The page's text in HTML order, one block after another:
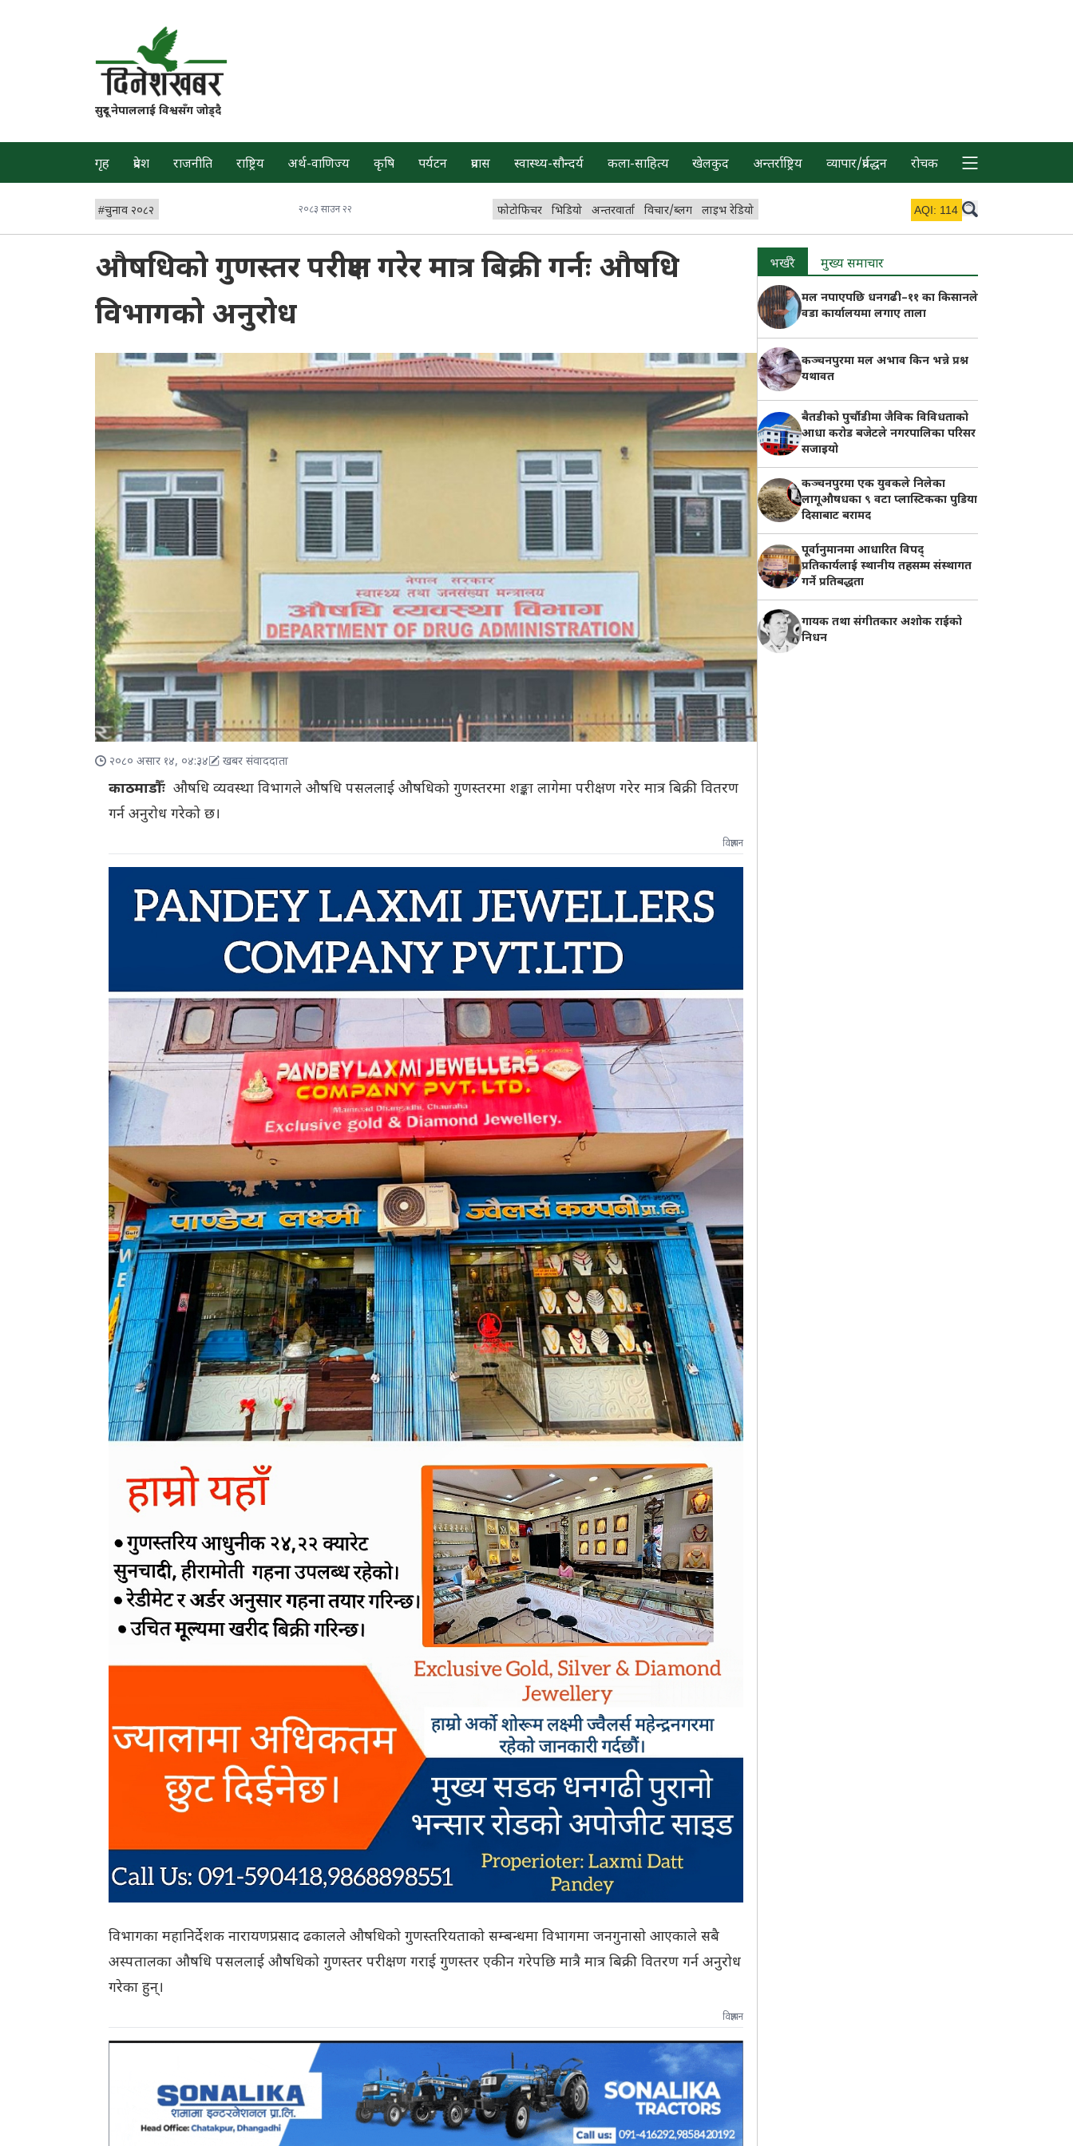
सुदूर नेपाललाई विश्वसँग जोड्दै
गृह प्रदेश राजनीति राष्ट्रिय अर्थ-वाणिज्य कृषि पर्यटन प्रवास स्वास्थ्य-सौन्दर्य कला-साहित्य खेलकुद अन्तर्राष्ट्रिय व्यापार/प्रर्वद्धन रोचक
#चुनाव २०८२ २०८३ साउन २२ फोटोफिचर भिडियो अन्तरवार्ता विचार/ब्लग लाइभ रेडियो AQI: 114
औषधिको गुणस्तर परीक्षण गरेर मात्र बिक्री गर्नः औषधि
विभागको अनुरोध
२०८० असार १४, ०४:३४ खबर संवाददाता
काठमाडौँः औषधि व्यवस्था विभागले औषधि पसललाई औषधिको गुणस्तरमा शङ्का लागेमा परीक्षण गरेर मात्र बिक्री वितरण
गर्न अनुरोध गरेको छ।
विज्ञापन
विभागका महानिर्देशक नारायणप्रसाद ढकालले औषधिको गुणस्तरियताको सम्बन्धमा विभागमा जनगुनासो आएकाले सबै
अस्पतालका औषधि पसललाई औषधिको गुणस्तर परीक्षण गराई गुणस्तर एकीन गरेपछि मात्रै मात्र बिक्री वितरण गर्न अनुरोध
गरेका हुन्।
विज्ञापन
भर्खरै मुख्य समाचार
मल नपाएपछि धनगढी–११ का किसानले
वडा कार्यालयमा लगाए ताला
कञ्चनपुरमा मल अभाव किन भन्ने प्रश्न
यथावत
बैतडीको पुर्चौडीमा जैविक विविधताको
आधा करोड बजेटले नगरपालिका परिसर
सजाइयो
कञ्चनपुरमा एक युवकले निलेका
लागूऔषधका ९ वटा प्लास्टिकका पुडिया
दिसाबाट बरामद
पूर्वानुमानमा आधारित विपद्
प्रतिकार्यलाई स्थानीय तहसम्म संस्थागत
गर्ने प्रतिबद्धता
गायक तथा संगीतकार अशोक राईको
निधन